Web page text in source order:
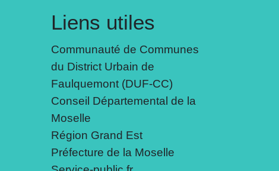
Liens utiles
Communauté de Communes
du District Urbain de
Faulquemont (DUF-CC)
Conseil Départemental de la
Moselle
Région Grand Est
Préfecture de la Moselle